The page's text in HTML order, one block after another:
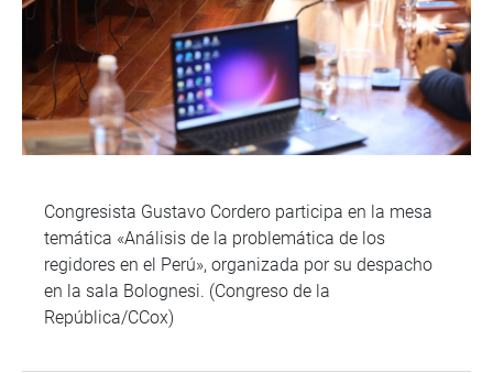
Congresista Gustavo Cordero participa en la mesa
temática «Análisis de la problemática de los
regidores en el Perú», organizada por su despacho
en la sala Bolognesi. (Congreso de la
República/CCox)